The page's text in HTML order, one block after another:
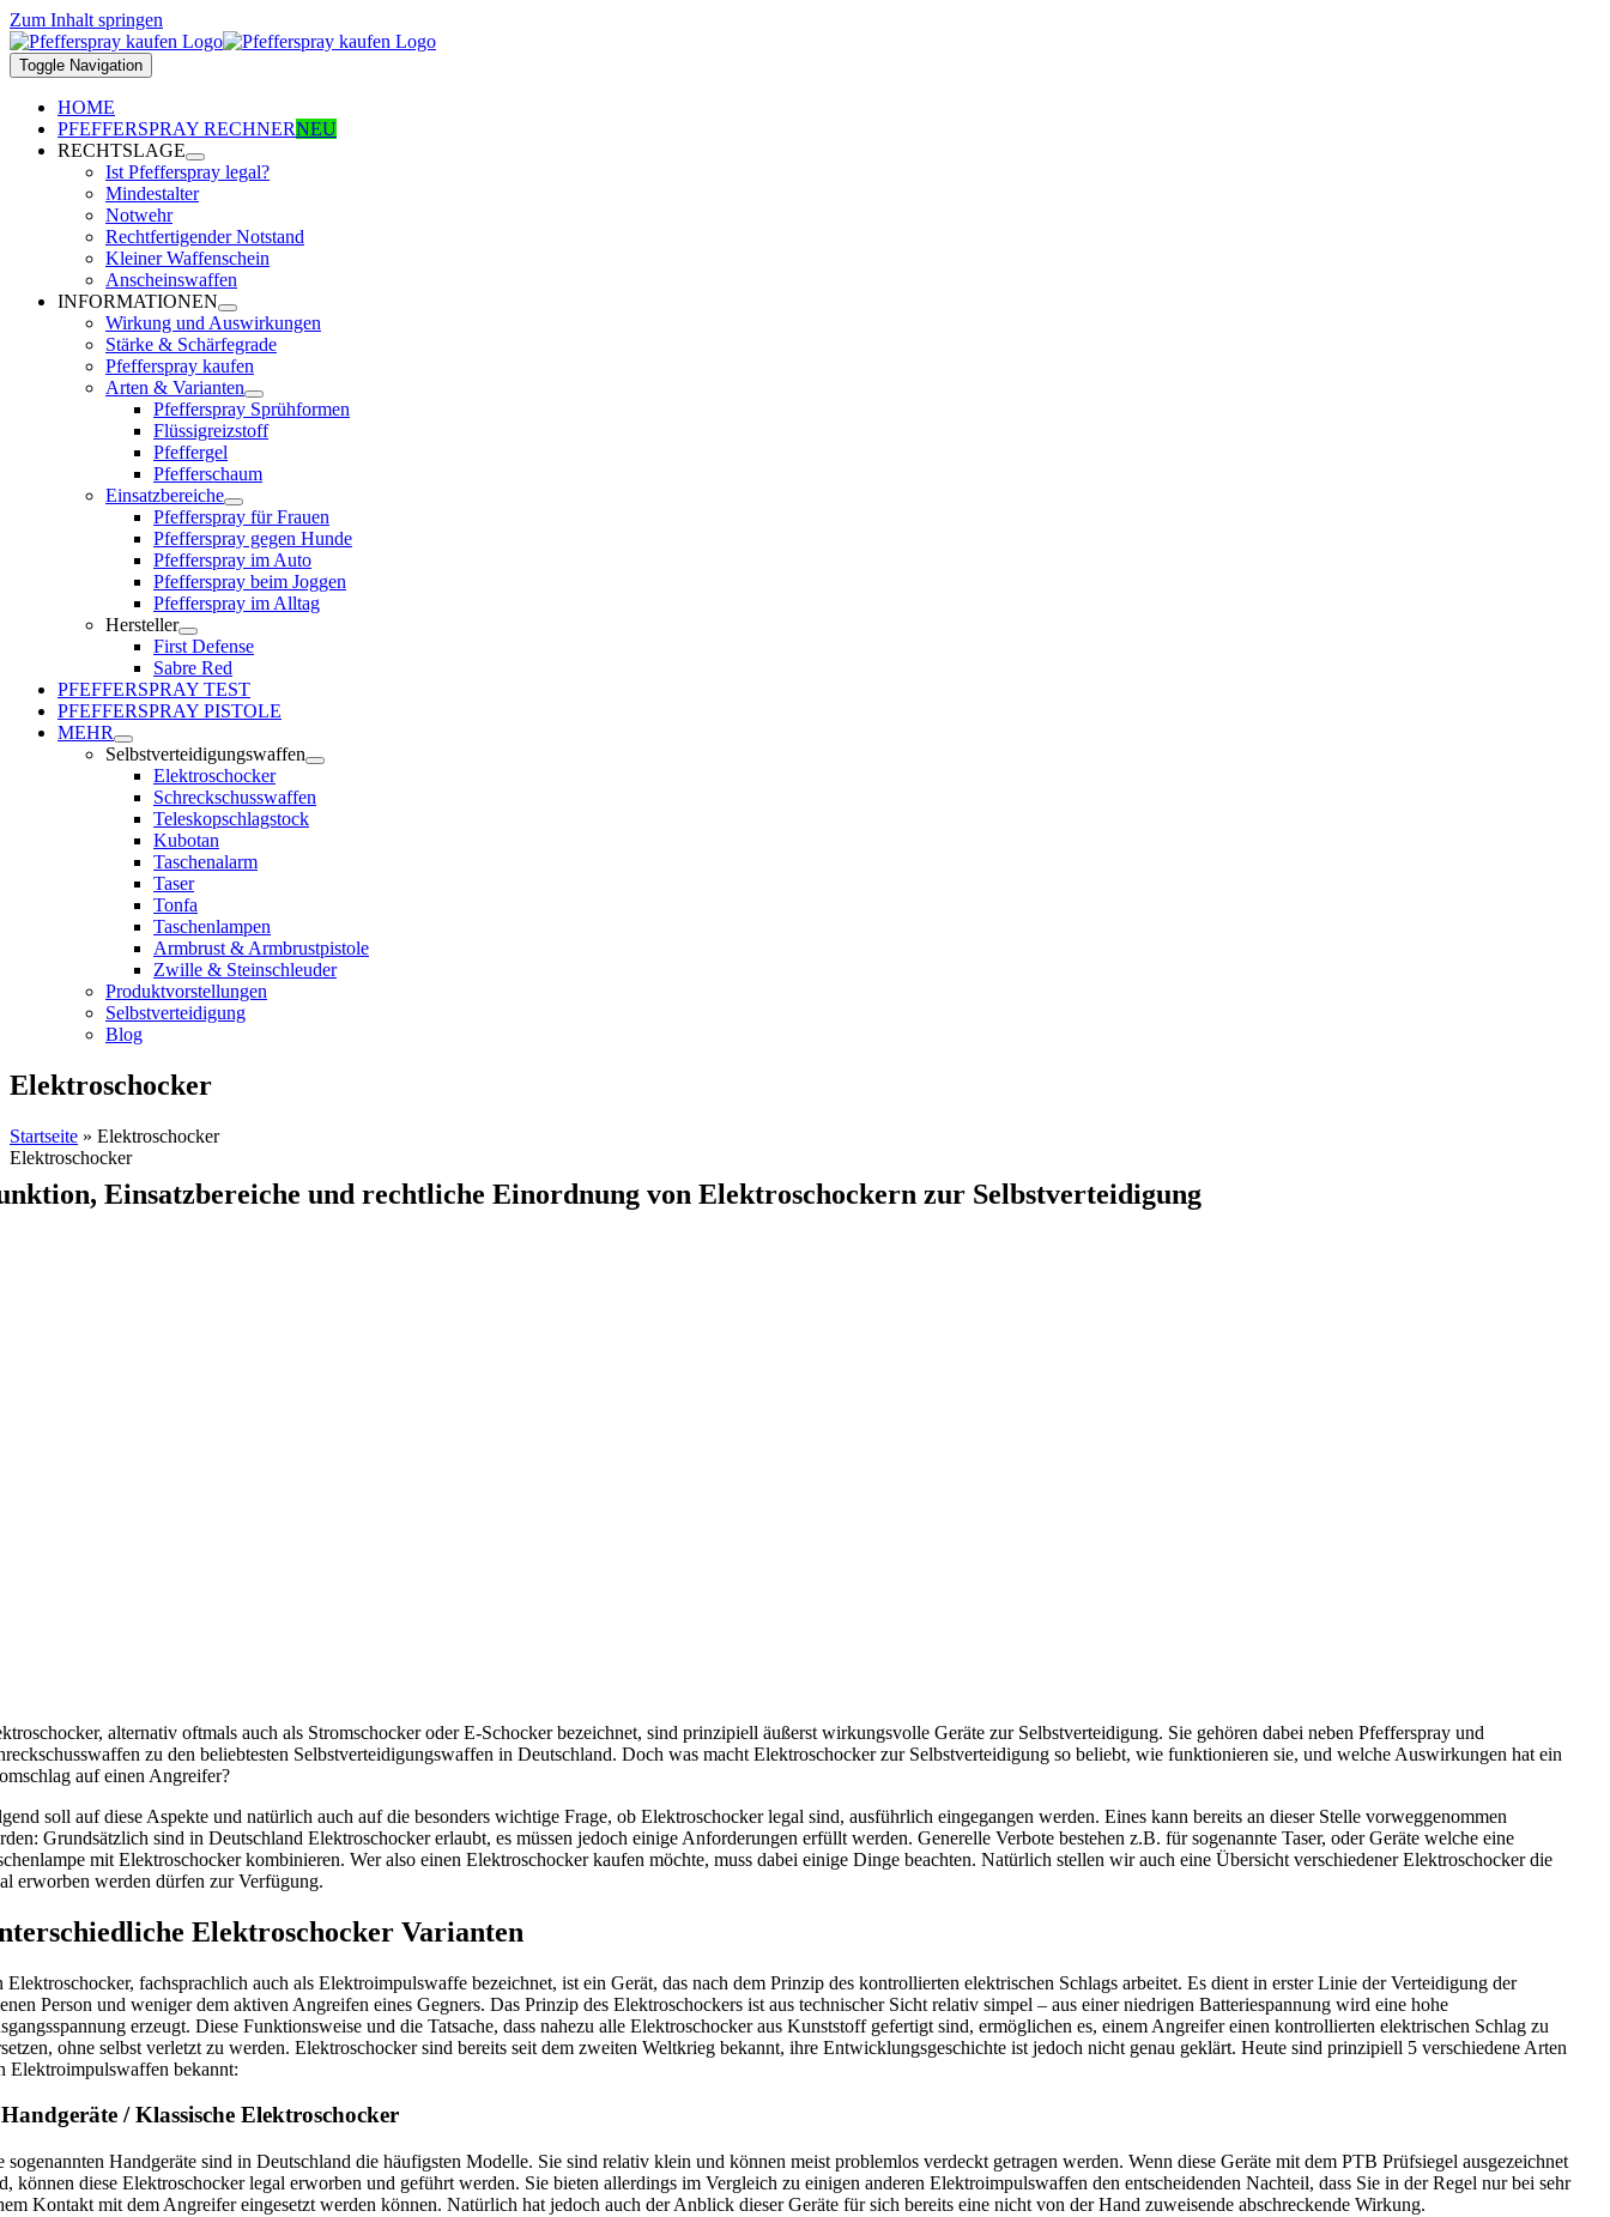
Zum Inhalt springen
Toggle Navigation
HOME
PFEFFERSPRAY RECHNERNEU
RECHTSLAGE
Ist Pfefferspray legal?
Mindestalter
Notwehr
Rechtfertigender Notstand
Kleiner Waffenschein
Anscheinswaffen
INFORMATIONEN
Wirkung und Auswirkungen
Stärke & Schärfegrade
Pfefferspray kaufen
Arten & Varianten
Pfefferspray Sprühformen
Flüssigreizstoff
Pfeffergel
Pfefferschaum
Einsatzbereiche
Pfefferspray für Frauen
Pfefferspray gegen Hunde
Pfefferspray im Auto
Pfefferspray beim Joggen
Pfefferspray im Alltag
Hersteller
First Defense
Sabre Red
PFEFFERSPRAY TEST
PFEFFERSPRAY PISTOLE
MEHR
Selbstverteidigungswaffen
Elektroschocker
Schreckschusswaffen
Teleskopschlagstock
Kubotan
Taschenalarm
Taser
Tonfa
Taschenlampen
Armbrust & Armbrustpistole
Zwille & Steinschleuder
Produktvorstellungen
Selbstverteidigung
Blog
Elektroschocker
Startseite » Elektroschocker
Elektroschocker
Einsatzbereiche und rechtliche Einordnung von Elektroschockern zur Selbstverteidigung
alternativ oftmals auch als Stromschocker oder E-Schocker bezeichnet, sind prinzipiell äußerst wirkungsvolle Geräte zur Selbstverteidigung. Sie gehören dabei neben Pfefferspray und
zu den beliebtesten Selbstverteidigungswaffen in Deutschland. Doch was macht Elektroschocker zur Selbstverteidigung so beliebt, wie funktionieren sie, und welche Auswirkungen hat ein
auf einen Angreifer?
soll auf diese Aspekte und natürlich auch auf die besonders wichtige Frage, ob Elektroschocker legal sind, ausführlich eingegangen werden. Eines kann bereits an dieser Stelle vorweggenommen
Grundsätzlich sind in Deutschland Elektroschocker erlaubt, es müssen jedoch einige Anforderungen erfüllt werden. Generelle Verbote bestehen z.B. für sogenannte Taser, oder Geräte welche eine
mit Elektroschocker kombinieren. Wer also einen Elektroschocker kaufen möchte, muss dabei einige Dinge beachten. Natürlich stellen wir auch eine Übersicht verschiedener Elektroschocker die
erworben werden dürfen zur Verfügung.
Elektroschocker Varianten
Elektroschocker, fachsprachlich auch als Elektroimpulswaffe bezeichnet, ist ein Gerät, das nach dem Prinzip des kontrollierten elektrischen Schlags arbeitet. Es dient in erster Linie der Verteidigung der
Person und weniger dem aktiven Angreifen eines Gegners. Das Prinzip des Elektroschockers ist aus technischer Sicht relativ simpel – aus einer niedrigen Batteriespannung wird eine hohe
erzeugt. Diese Funktionsweise und die Tatsache, dass nahezu alle Elektroschocker aus Kunststoff gefertigt sind, ermöglichen es, einem Angreifer einen kontrollierten elektrischen Schlag zu
ohne selbst verletzt zu werden. Elektroschocker sind bereits seit dem zweiten Weltkrieg bekannt, ihre Entwicklungsgeschichte ist jedoch nicht genau geklärt. Heute sind prinzipiell 5 verschiedene Arten
Elektroimpulswaffen bekannt:
/ Klassische Elektroschocker
sogenannten Handgeräte sind in Deutschland die häufigsten Modelle. Sie sind relativ klein und können meist problemlos verdeckt getragen werden. Wenn diese Geräte mit dem PTB Prüfsiegel ausgezeichnet
können diese Elektroschocker legal erworben und geführt werden. Sie bieten allerdings im Vergleich zu einigen anderen Elektroimpulswaffen den entscheidenden Nachteil, dass Sie in der Regel nur bei sehr
Kontakt mit dem Angreifer eingesetzt werden können. Natürlich hat jedoch auch der Anblick dieser Geräte für sich bereits eine nicht von der Hand zuweisende abschreckende Wirkung.